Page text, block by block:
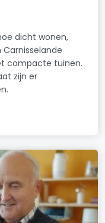
dicht wonen,
compacte tuinen.
zijn er